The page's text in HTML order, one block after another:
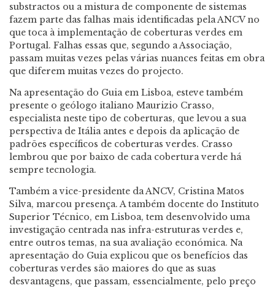
substractos ou a mistura de componente de sistemas
fazem parte das falhas mais identificadas pela ANCV no
que toca à implementação de coberturas verdes em
Portugal. Falhas essas que, segundo a Associação,
passam muitas vezes pelas várias nuances feitas em obra
que diferem muitas vezes do projecto.
Na apresentação do Guia em Lisboa, esteve também
presente o geólogo italiano Maurizio Crasso,
especialista neste tipo de coberturas, que levou a sua
perspectiva de Itália antes e depois da aplicação de
padrões específicos de coberturas verdes. Crasso
lembrou que por baixo de cada cobertura verde há
sempre tecnologia.
Também a vice-presidente da ANCV, Cristina Matos
Silva, marcou presença. A também docente do Instituto
Superior Técnico, em Lisboa, tem desenvolvido uma
investigação centrada nas infra-estruturas verdes e,
entre outros temas, na sua avaliação económica. Na
apresentação do Guia explicou que os benefícios das
coberturas verdes são maiores do que as suas
desvantagens, que passam, essencialmente, pelo preço